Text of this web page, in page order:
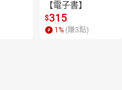
【電子書】
$315
1 % (賺3點)